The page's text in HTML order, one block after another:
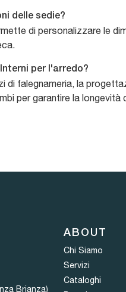
delle sedie?
di personalizzare le
per l'arredo?
di falegnameria, la
per garantire la longevità
Brianza)
ABOUT
Chi Siamo
Servizi
Cataloghi